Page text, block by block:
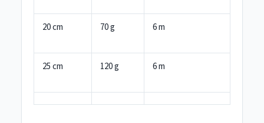
20 cm 70 g 6 m
25 cm 120 g 6 m